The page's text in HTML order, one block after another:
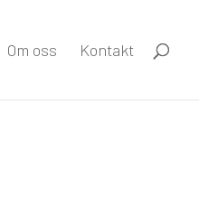
Om oss Kontakt